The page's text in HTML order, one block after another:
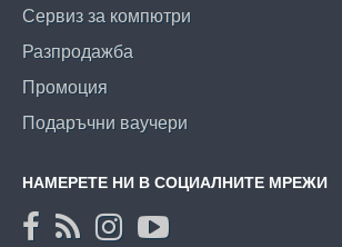
Сервиз за компютри
Разпродажба
Промоция
Подаръчни ваучери
НАМЕРЕТЕ НИ В СОЦИАЛНИТЕ МРЕЖИ